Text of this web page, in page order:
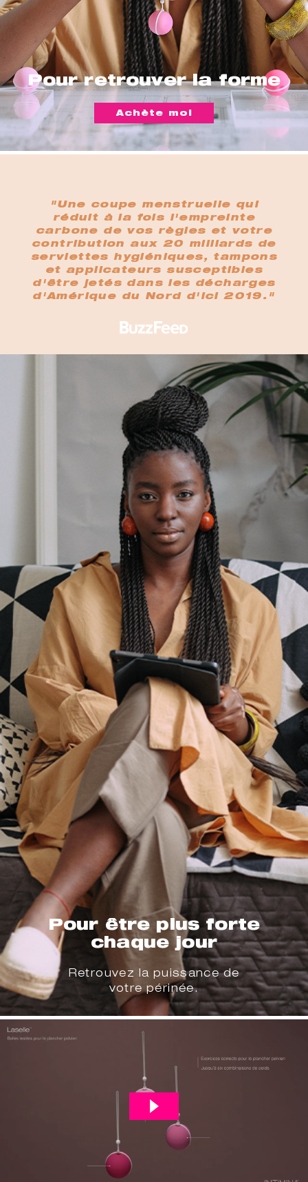
Pour retrouver la forme
Achète moi
"Une coupe menstruelle qui
réduit à la fois l'empreinte
carbone de vos règles et votre
contribution aux 20 milliards de
serviettes hygiéniques, tampons
et applicateurs susceptibles
d'être jetés dans les décharges
d'Amérique du Nord d'ici 2019."
Pour être plus forte
chaque jour
Retrouvez la puissance de
votre périnée.